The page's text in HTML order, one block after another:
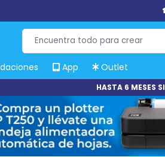
App Outlet
HASTA 6 MESES